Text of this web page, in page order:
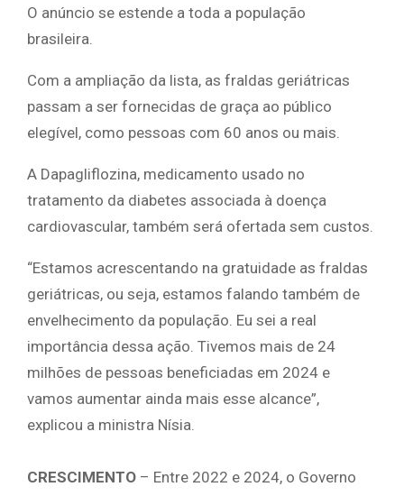
O anúncio se estende a toda a população
brasileira.
Com a ampliação da lista, as fraldas geriátricas
passam a ser fornecidas de graça ao público
elegível, como pessoas com 60 anos ou mais.
A Dapagliflozina, medicamento usado no
tratamento da diabetes associada à doença
cardiovascular, também será ofertada sem custos.
“Estamos acrescentando na gratuidade as fraldas
geriátricas, ou seja, estamos falando também de
envelhecimento da população. Eu sei a real
importância dessa ação. Tivemos mais de 24
milhões de pessoas beneficiadas em 2024 e
vamos aumentar ainda mais esse alcance”,
explicou a ministra Nísia.
CRESCIMENTO – Entre 2022 e 2024, o Governo